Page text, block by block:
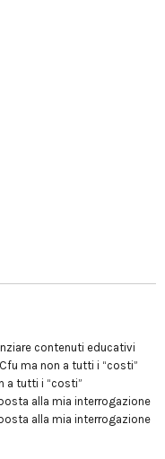
contenuti educativi
ma non a tutti i “costi”
a tutti i “costi”
alla mia interrogazione
alla mia interrogazione